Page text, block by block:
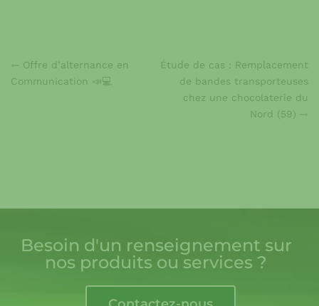
Offre d’alternance en
Communication 📣💻
Étude de cas : Remplacement
de bandes transporteuses
chez une chocolaterie du
Nord (59)
Besoin d'un renseignement sur
nos produits ou services ?